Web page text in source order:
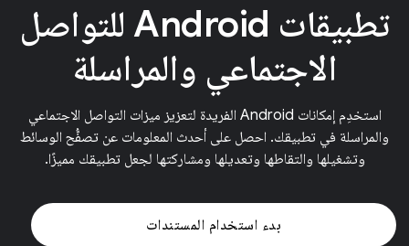
تطبيقات Android للتواصل
الاجتماعي والمراسلة
استخدِم إمكانات Android الفريدة لتعزيز ميزات التواصل الاجتماعي
والمراسلة في تطبيقك. احصل على أحدث المعلومات عن تصفُّح الوسائط
وتشغيلها والتقاطها وتعديلها ومشاركتها لجعل تطبيقك مميزًا.
بدء استخدام المستندات